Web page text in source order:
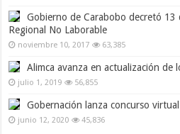
Gobierno de Carabobo decretó 13
Regional No Laborable
noviembre 10, 2017 63,385
Alimca avanza en actualización de
julio 1, 2019 56,855
Gobernación lanza concurso
junio 12, 2020 45,836